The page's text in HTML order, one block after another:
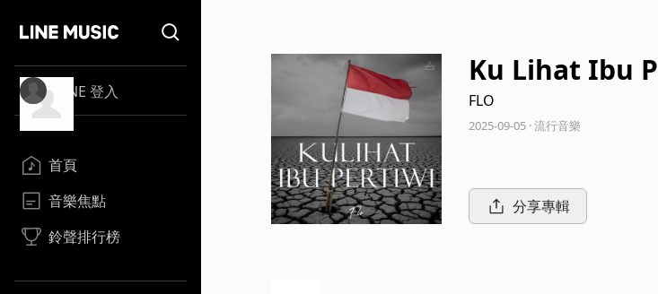
LINE 登入
首頁
音樂焦點
鈴聲排行榜
Ku Lihat Ibu
FLO
2025-09-05 · 流行音樂
分享專輯